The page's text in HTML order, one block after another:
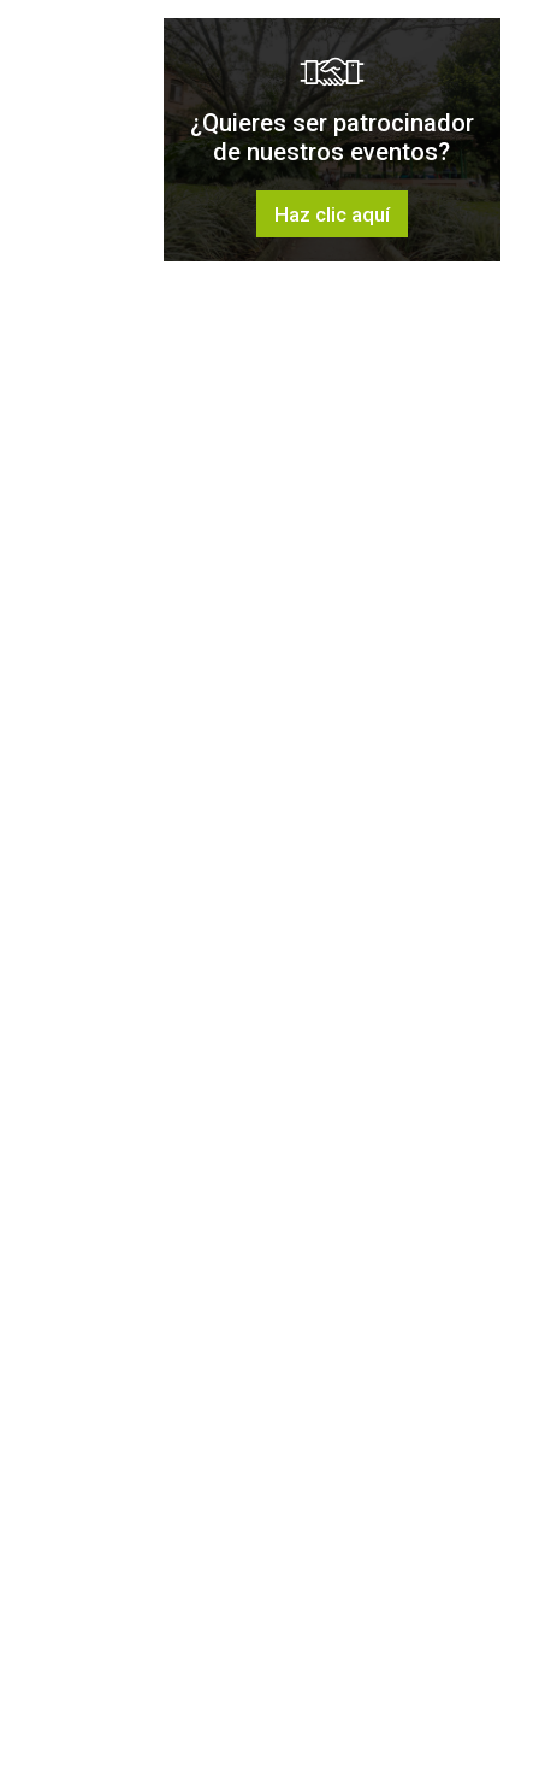
¿Quieres ser patrocinador
de nuestros eventos?
Haz clic aquí